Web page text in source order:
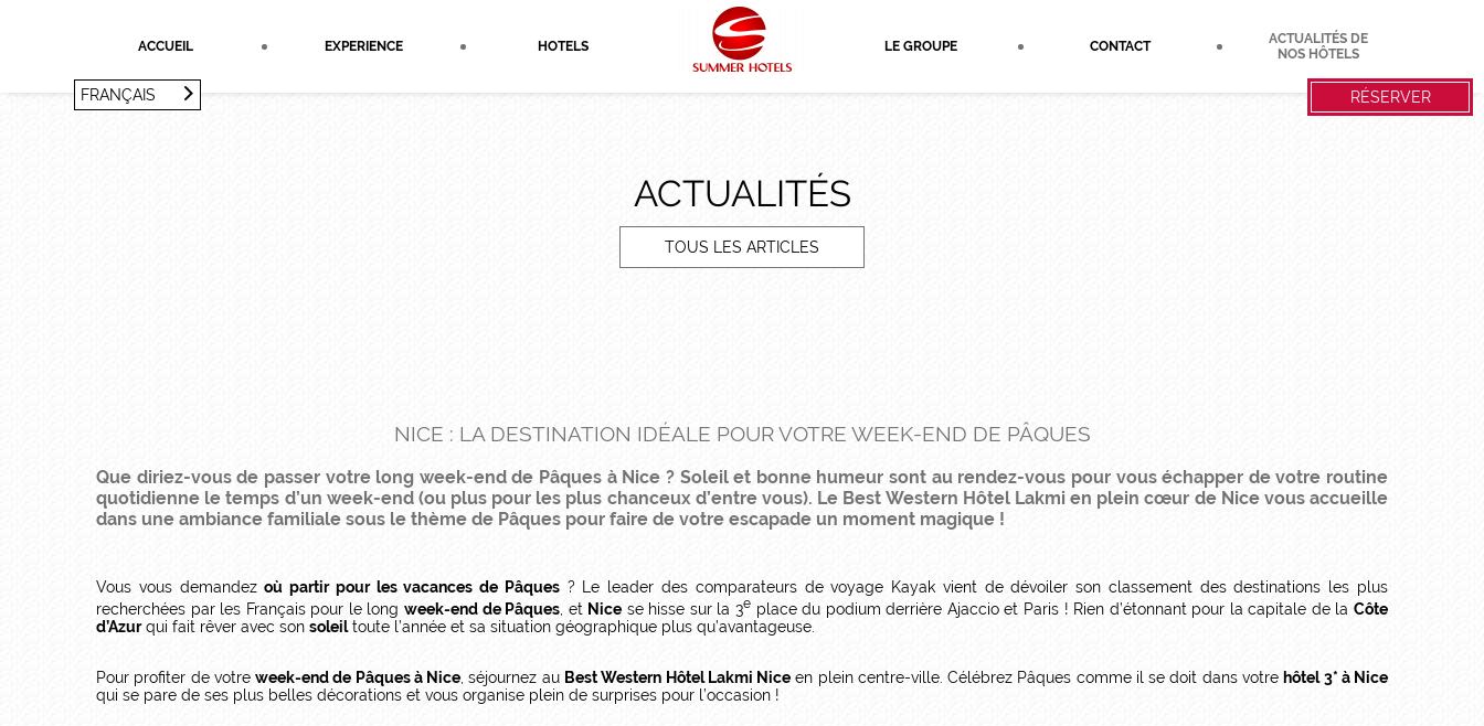
ACCUEIL EXPERIENCE HOTELS LE GROUPE CONTACT
ACTUALITÉS DE
NOS HÔTELS
RÉSERVER
FRANÇAIS
ACTUALITÉS
TOUS LES ARTICLES
NICE : LA DESTINATION IDÉALE POUR VOTRE WEEK-END DE PÂQUES
Que diriez-vous de passer votre long week-end de Pâques à Nice ? Soleil et bonne humeur sont au rendez-vous pour vous échapper de votre routine
quotidienne le temps d’un week-end (ou plus pour les plus chanceux d’entre vous). Le Best Western Hôtel Lakmi en plein cœur de Nice vous accueille
dans une ambiance familiale sous le thème de Pâques pour faire de votre escapade un moment magique !
Vous vous demandezoù partir pour les vacances de Pâques? Le leader des comparateurs de voyage Kayak vient de dévoiler son classement des destinations les plus
recherchées par les Français pour le long week-end de Pâques , et Nice se hisse sur la 3e place du podium derrière Ajaccio et Paris ! Rien d’étonnant pour la capitale de la Côte
d’Azurqui fait rêver avec son soleiltoute l’année et sa situation géographique plus qu’avantageuse.
Pour profiter de votreweek-end de Pâques à Nice , séjournez au Best Western Hôtel Lakmi Nice en plein centre-ville. Célébrez Pâques comme il se doit dans votre hôtel 3* à Nice
qui se pare de ses plus belles décorations et vous organise plein de surprises pour l’occasion !